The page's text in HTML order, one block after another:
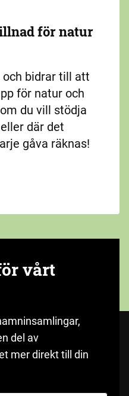
för natur
och bidrar till att
för natur och
du vill stödja
där det
gåva räknas!
vårt
del av
mer direkt till din